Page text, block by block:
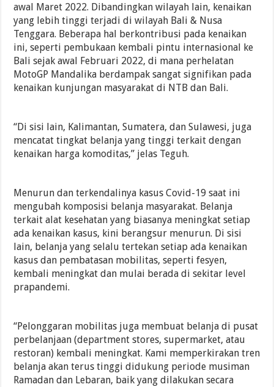
awal Maret 2022. Dibandingkan wilayah lain, kenaikan
yang lebih tinggi terjadi di wilayah Bali & Nusa
Tenggara. Beberapa hal berkontribusi pada kenaikan
ini, seperti pembukaan kembali pintu internasional ke
Bali sejak awal Februari 2022, di mana perhelatan
MotoGP Mandalika berdampak sangat signifikan pada
kenaikan kunjungan masyarakat di NTB dan Bali.
“Di sisi lain, Kalimantan, Sumatera, dan Sulawesi, juga
mencatat tingkat belanja yang tinggi terkait dengan
kenaikan harga komoditas,” jelas Teguh.
Menurun dan terkendalinya kasus Covid-19 saat ini
mengubah komposisi belanja masyarakat. Belanja
terkait alat kesehatan yang biasanya meningkat setiap
ada kenaikan kasus, kini berangsur menurun. Di sisi
lain, belanja yang selalu tertekan setiap ada kenaikan
kasus dan pembatasan mobilitas, seperti fesyen,
kembali meningkat dan mulai berada di sekitar level
prapandemi.
“Pelonggaran mobilitas juga membuat belanja di pusat
perbelanjaan (department stores, supermarket, atau
restoran) kembali meningkat. Kami memperkirakan tren
belanja akan terus tinggi didukung periode musiman
Ramadan dan Lebaran, baik yang dilakukan secara